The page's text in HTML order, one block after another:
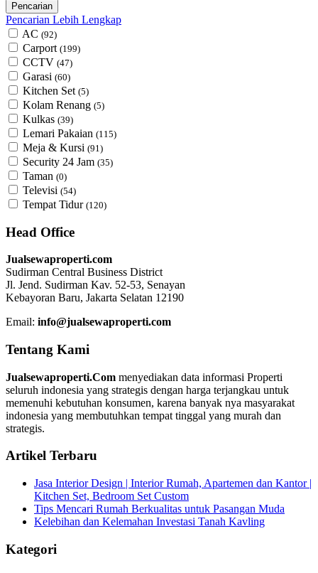
Pencarian Lebih Lengkap
AC (92)
Carport (199)
CCTV (47)
Garasi (60)
Kitchen Set (5)
Kolam Renang (5)
Kulkas (39)
Lemari Pakaian (115)
Meja & Kursi (91)
Security 24 Jam (35)
Taman (0)
Televisi (54)
Tempat Tidur (120)
Head Office
Jualsewaproperti.com
Sudirman Central Business District
Jl. Jend. Sudirman Kav. 52-53, Senayan
Kebayoran Baru, Jakarta Selatan 12190
Email: info@jualsewaproperti.com
Tentang Kami
Jualsewaproperti.Com menyediakan data informasi Properti
seluruh indonesia yang strategis dengan harga terjangkau untuk
memenuhi kebutuhan konsumen, karena banyak nya masyarakat
indonesia yang membutuhkan tempat tinggal yang murah dan
strategis.
Artikel Terbaru
Jasa Interior Design | Interior Rumah, Apartemen dan Kantor |
Kitchen Set, Bedroom Set Custom
Tips Mencari Rumah Berkualitas untuk Pasangan Muda
Kelebihan dan Kelemahan Investasi Tanah Kavling
Kategori